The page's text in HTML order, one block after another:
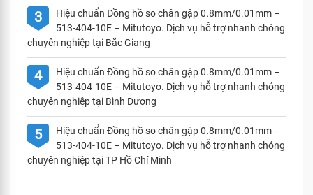
3
Hiệu chuẩn Đồng hồ so chân gập 0.8mm/0.01mm –
513-404-10E – Mitutoyo. Dịch vụ hỗ trợ nhanh chóng
chuyên nghiệp tại Bắc Giang
4
Hiệu chuẩn Đồng hồ so chân gập 0.8mm/0.01mm –
513-404-10E – Mitutoyo. Dịch vụ hỗ trợ nhanh chóng
chuyên nghiệp tại Bình Dương
5
Hiệu chuẩn Đồng hồ so chân gập 0.8mm/0.01mm –
513-404-10E – Mitutoyo. Dịch vụ hỗ trợ nhanh chóng
chuyên nghiệp tại TP Hồ Chí Minh